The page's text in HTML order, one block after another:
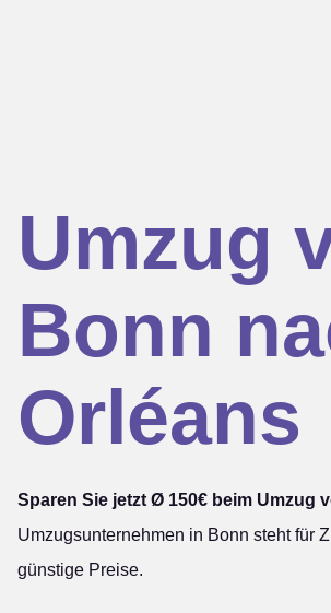
Umzug
Bonn
Orléans
Sparen Sie jetzt Ø 150€ beim Umzug
Umzugsunternehmen in Bonn steht für
günstige Preise.